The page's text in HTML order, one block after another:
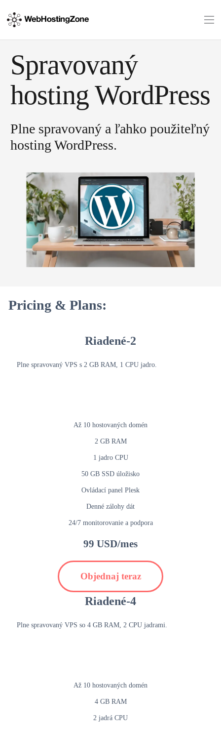
Spravovaný
hosting WordPress
Plne spravovaný a ľahko použiteľný
hosting WordPress.
Pricing & Plans:
Riadené-2
Plne spravovaný VPS s 2 GB RAM, 1 CPU jadro.
Až 10 hostovaných domén
2 GB RAM
1 jadro CPU
50 GB SSD úložisko
Ovládací panel Plesk
Denné zálohy dát
24/7 monitorovanie a podpora
99 USD/mes
Objednaj teraz
Riadené-4
Plne spravovaný VPS so 4 GB RAM, 2 CPU jadrami.
Až 10 hostovaných domén
4 GB RAM
2 jadrá CPU